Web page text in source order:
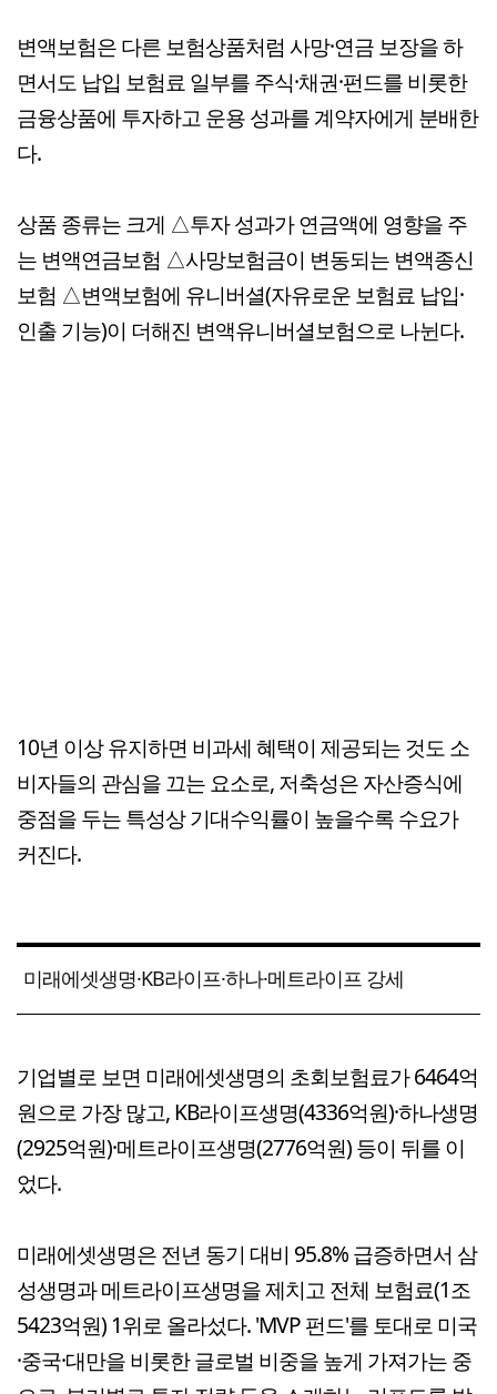
변액보험은 다른 보험상품처럼 사망·연금 보장을 하
면서도 납입 보험료 일부를 주식·채권·펀드를 비롯한
금융상품에 투자하고 운용 성과를 계약자에게 분배한
다.
상품 종류는 크게 △투자 성과가 연금액에 영향을 주
는 변액연금보험 △사망보험금이 변동되는 변액종신
보험 △변액보험에 유니버셜(자유로운 보험료 납입·
인출 기능)이 더해진 변액유니버셜보험으로 나뉜다.
10년 이상 유지하면 비과세 혜택이 제공되는 것도 소
비자들의 관심을 끄는 요소로, 저축성은 자산증식에
중점을 두는 특성상 기대수익률이 높을수록 수요가
커진다.
미래에셋생명·KB라이프·하나·메트라이프 강세
기업별로 보면 미래에셋생명의 초회보험료가 6464억
원으로 가장 많고, KB라이프생명(4336억원)·하나생명
(2925억원)·메트라이프생명(2776억원) 등이 뒤를 이
었다.
미래에셋생명은 전년 동기 대비 95.8% 급증하면서 삼
성생명과 메트라이프생명을 제치고 전체 보험료(1조
5423억원) 1위로 올라섰다. 'MVP 펀드'를 토대로 미국
·중국·대만을 비롯한 글로벌 비중을 높게 가져가는 중